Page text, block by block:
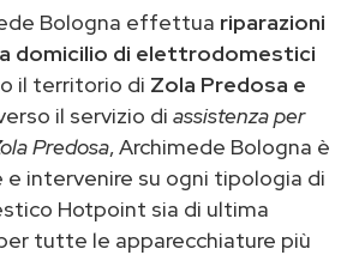
Bologna effettua riparazioni
domicilio di elettrodomestici
il territorio di Zola Predosa e
il servizio di assistenza per
Predosa, Archimede Bologna è
e intervenire su ogni tipologia di
Hotpoint sia di ultima
tutte le apparecchiature più